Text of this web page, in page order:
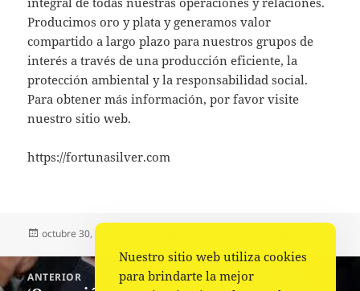
Producimos oro y plata y generamos valor
compartido a largo plazo para nuestros grupos de
interés a través de una producción eficiente, la
protección ambiental y la responsabilidad social.
Para obtener más información, por favor visite
nuestro sitio web.
https://fortunasilver.com
Publicado
octubre 30, 2023
Navegación
de
ANTERIOR
Nuestro sitio web utiliza cookies
para brindarte la mejor